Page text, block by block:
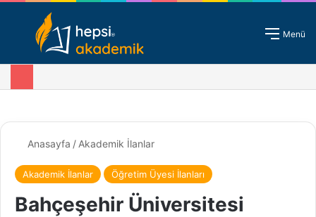
Giriş - Kayıt Menü
Anasayfa / Akademik İlanlar
Akademik İlanlar Öğretim Üyesi İlanları
Bahçeşehir Üniversitesi